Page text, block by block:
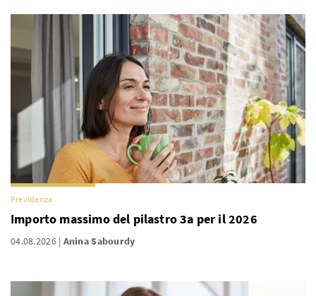
Previdenza
Importo massimo del pilastro 3a per il 2026
04.08.2026 Anina Sabourdy